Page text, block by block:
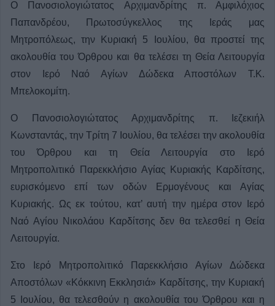
Ο Πανοσιολογιώτατος Αρχιμανδρίτης π. Αμφιλόχιος
Παπανδρέου, Πρωτοσύγκελλος της Ιεράς μας
Μητροπόλεως, την Κυριακή 5 Ιουλίου, θα προστεί της
ακολουθία του Όρθρου και θα τελέσει τη Θεία Λειτουργία
στον Ιερό Ναό Αγίων Δώδεκα Αποστόλων Τ.Κ.
Μπελοκομίτη.
Ο Πανοσιολογιώτατος Αρχιμανδρίτης π. Ιεζεκιήλ
Κωνσταντάς, την Τρίτη 7 Ιουλίου, θα τελέσει την ακολουθία
του Όρθρου και τη Θεία Λειτουργία στο Ιερό
Μητροπολιτικό Παρεκκλήσιο Αγίας Κυριακής Καρδίτσης,
ευρισκόμενο επί των οδών Ερμογένους και Αγίας
Κυριακής. Ως εκ τούτου, κατ’ αυτή την ημέρα στον Ιερό
Ναό Αγίου Νικολάου Καρδίτσης δεν θα τελεσθεί η Θεία
Λειτουργία.
Στο Ιερό Μητροπολιτικό Παρεκκλήσιο Αγίων Δώδεκα
Αποστόλων «Κόκκινη Εκκλησιά» Καρδίτσης, την Κυριακή
5 Ιουλίου, θα τελεσθούν η ακολουθία του Όρθρου και η